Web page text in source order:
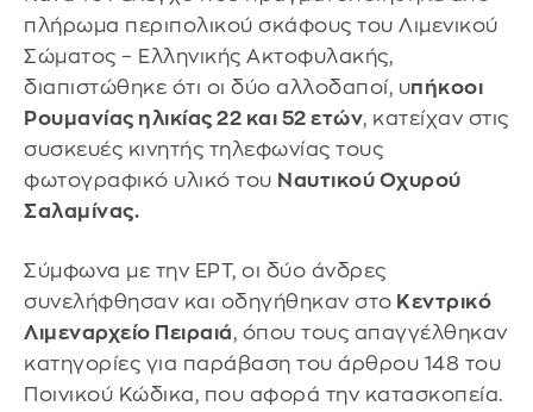
πλήρωμα περιπολικού σκάφους του Λιμενικού
Σώματος – Ελληνικής Ακτοφυλακής,
διαπιστώθηκε ότι οι δύο αλλοδαποί, υπήκοοι
Ρουμανίας ηλικίας 22 και 52 ετών, κατείχαν στις
συσκευές κινητής τηλεφωνίας τους
φωτογραφικό υλικό του Ναυτικού Οχυρού
Σαλαμίνας.
Σύμφωνα με την ΕΡΤ, οι δύο άνδρες
συνελήφθησαν και οδηγήθηκαν στο Κεντρικό
Λιμεναρχείο Πειραιά, όπου τους απαγγέλθηκαν
κατηγορίες για παράβαση του άρθρου 148 του
Ποινικού Κώδικα, που αφορά την κατασκοπεία.